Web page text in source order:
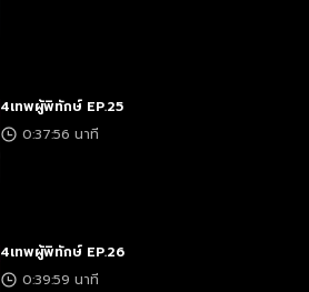
4เทพผู้พิทักษ์ EP.25
0:37:56 นาที
4เทพผู้พิทักษ์ EP.26
0:39:59 นาที